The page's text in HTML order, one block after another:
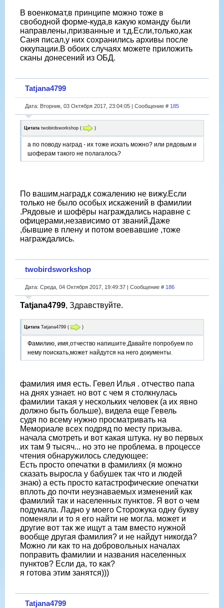
В военкомат,в принципе можно тоже в
свободной форме-куда,в какую команду были
направлены,призванные и т.д.Если,только,как
Саня писал,у них сохранились архивы после
оккупации.В обоих случаях можете приложить
сканы донесений из ОБД.
Tatjana4799
Дата: Вторник, 03 Октября 2017, 23:04:05 | Сообщение # 185
Цитата twobirdsworkshop ( )
а по поводу наград - их тоже искать можно? или рядовым и
шоферам такого не полагалось?
По вашим,наград,к сожалению не вижу.Если
только не было особых искажений в фамилии
.Рядовые и шофёры награждались наравне с
офицерами,независимо от званий.Даже
,бывшие в плену и потом воевавшие ,тоже
награждались.
twobirdsworkshop
Дата: Среда, 04 Октября 2017, 19:49:37 | Сообщение # 186
Tatjana4799, Здравствуйте.
Цитата Tatjana4799 ( )
Фамилию, имя,отчество напишите.Давайте попробуем по
нему поискать,может найдутся на него документы.
фамилия имя есть. Гевел Илья . отчество папа
на днях узнает. но вот с чем я столкнулась
фамилии такая у нескольких человек (а их явно
должно быть больше), видела еще Гевель
судя по всему нужно просматривать на
Мемориале всех подряд по месту призыва.
начала смотреть и вот какая штука. ну во первых
их там 9 тысяч... но это не проблема. в процессе
чтения обнаружилось следующее:
Есть просто опечатки в фамилиях (я можно
сказать выросла у бабушек так что и людей
знаю) а есть просто катастрофические опечатки
вплоть до почти неузнаваемых изменений как
фамилий так и населенных пунктов. Я вот о чем
подумала. Ладно у моего Сторожука одну букву
поменяли и то я его найти не могла. может и
другие вот так же ищут а там вместо нужной
вообще другая фамилия? и не найдут никогда?
Можно ли как то на добровольных началах
поправить фамилии и названия населенных
пунктов? Если да, то как?
я готова этим занятся)))
Tatjana4799